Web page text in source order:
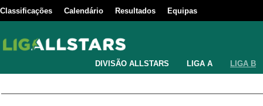
Classificações Calendário Resultados Equipas
DIVISÃO ALLSTARS LIGA A LIGA B